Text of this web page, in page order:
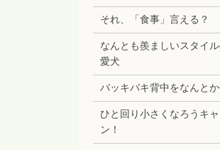
それ、「食事」言える？
なんとも羨ましいスタイ
愛犬
バッキバキ背中をなんとか
ひと回り小さくなろうキ
ン！